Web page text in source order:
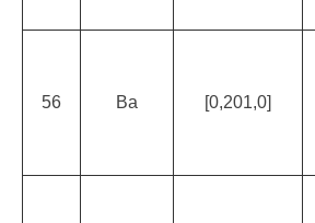
56 Ba [0,201,0]